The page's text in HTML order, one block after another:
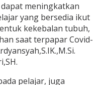
meningkatkan
yang bersedia ikut
kekebalan tubuh,
saat terpapar Covid-
pelajar, juga